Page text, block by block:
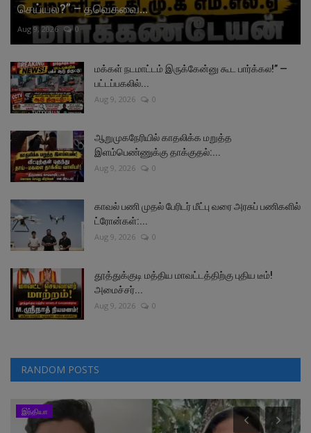
செய்யல?” – தவெகவை...
Aug 9, 2026 0
மக்கள் நடமாட்டம் இருக்கேன்னு கூட பார்க்கல!” —
பட்டப்பகலில்...
Aug 9, 2026 0
ஆறுமுகநேரியில் காதலிக்க மறுத்த
இளம்பெண்ணுக்கு தாக்குதல்:...
Aug 9, 2026 0
காவல் பணி முதல் பேரிடர் மீட்பு வரை அரசுப் பணிகளில்
ட்ரோன்கள்:...
Aug 9, 2026 0
தூத்துக்குடி மத்திய மாவட்டத்திற்கு புதிய டீம்!
அமைச்சர்...
Aug 9, 2026 0
RANDOM POSTS
இந்தியா